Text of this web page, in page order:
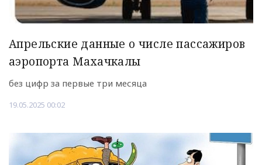
Апрельские данные о числе пассажиров
аэропорта Махачкалы
без цифр за первые три месяца
19.05.2025 00:02